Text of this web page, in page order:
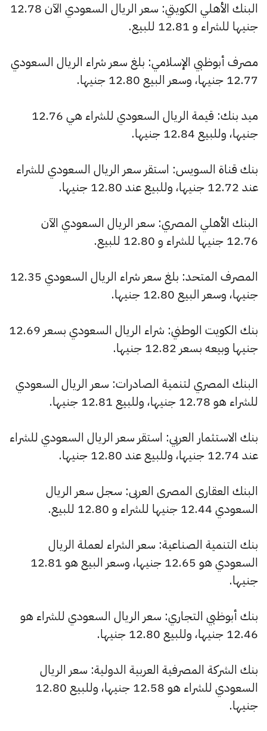
البنك الأهلي الكويتي: سعر الريال السعودي الآن 12.78
جنيها للشراء و 12.81 للبيع.
مصرف أبوظبي الإسلامي: بلغ سعر شراء الريال السعودي
12.77 جنيها، وسعر البيع 12.80 جنيها.
ميد بنك: قيمة الريال السعودي للشراء هي 12.76
جنيها، وللبيع 12.84 جنيها.
بنك قناة السويس: استقر سعر الريال السعودي للشراء
عند 12.72 جنيها، وللبيع عند 12.80 جنيها.
البنك الأهلي المصري: سعر الريال السعودي الآن
12.76 جنيها للشراء و 12.80 للبيع.
المصرف المتحد: بلغ سعر شراء الريال السعودي 12.35
جنيها، وسعر البيع 12.80 جنيها.
بنك الكويت الوطني: شراء الريال السعودي بسعر 12.69
جنيها وبيعه بسعر 12.82 جنيها.
البنك المصري لتنمية الصادرات: سعر الريال السعودي
للشراء هو 12.78 جنيها، وللبيع 12.81 جنيها.
بنك الاستثمار العربي: استقر سعر الريال السعودي للشراء
عند 12.74 جنيها، وللبيع عند 12.80 جنيها.
البنك العقارى المصرى العربى: سجل سعر الريال
السعودي 12.44 جنيها للشراء و 12.80 للبيع.
بنك التنمية الصناعية: سعر الشراء لعملة الريال
السعودي هو 12.65 جنيها، وسعر البيع هو 12.81
جنيها.
بنك أبوظبي التجاري: سعر الريال السعودي للشراء هو
12.46 جنيها، وللبيع 12.80 جنيها.
بنك الشركة المصرفية العربية الدولية: سعر الريال
السعودي للشراء هو 12.58 جنيها، وللبيع 12.80
جنيها.